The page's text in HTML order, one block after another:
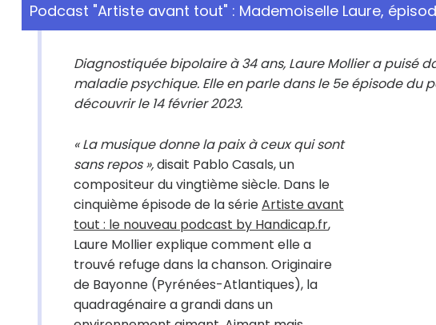
Podcast "Artiste avant tout" : Mademoiselle Laure,
Diagnostiquée bipolaire à 34 ans, Laure Mollier a puisé
maladie psychique. Elle en parle dans le 5e épisode du
découvrir le 14 février 2023.
« La musique donne la paix à ceux qui sont
sans repos »,disait Pablo Casals, un
compositeur du vingtième siècle. Dans le
cinquième épisode de la sérieArtiste avant
tout : le nouveau podcast by Handicap.fr,
Laure Mollier explique comment elle a
trouvé refuge dans la chanson. Originaire
de Bayonne (Pyrénées-Atlantiques), la
quadragénaire a grandi dans un